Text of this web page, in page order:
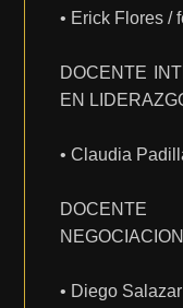
• Erick Flores /
DOCENTE
EN
• Claudia
• Diego